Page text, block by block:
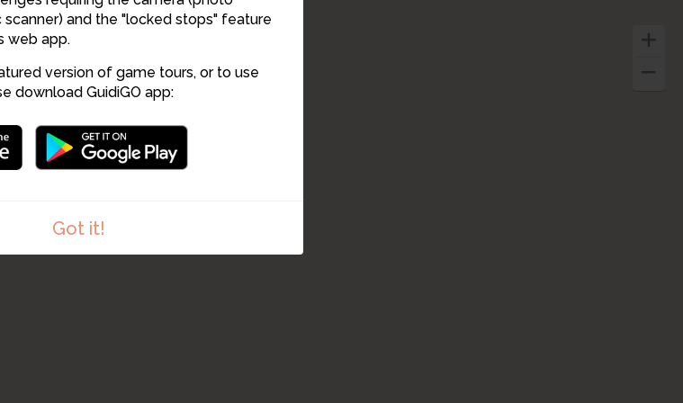
scanner) and the "locked stops" feature
web app.
version of game tours, or to use
download GuidiGO app:
Got it!